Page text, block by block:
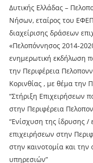
Δυτικής Ελλάδας –
Νήσων, εταίρος του
διαχείρισης δράσεων
«Πελοπόννησος 2014-
ενημερωτική εκδήλωση
την Περιφέρεια
Κορινθίας , με θέμα
“Στήριξη Επιχειρήσεων
στην Περιφέρεια
“Ενίσχυση της ίδρυσης
επιχειρήσεων στην
στην καινοτομία και
υπηρεσιών”